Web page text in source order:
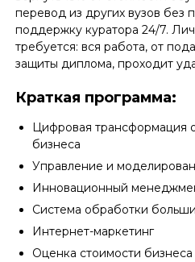
перевод из других вузов без
поддержку куратора 24/7.
требуется: вся работа, от
защиты диплома, проходит
Краткая программа:
Цифровая трансформация
бизнеса
Управление и
Инновационный
Система обработки
Интернет-маркетинг
Оценка стоимости бизнеса